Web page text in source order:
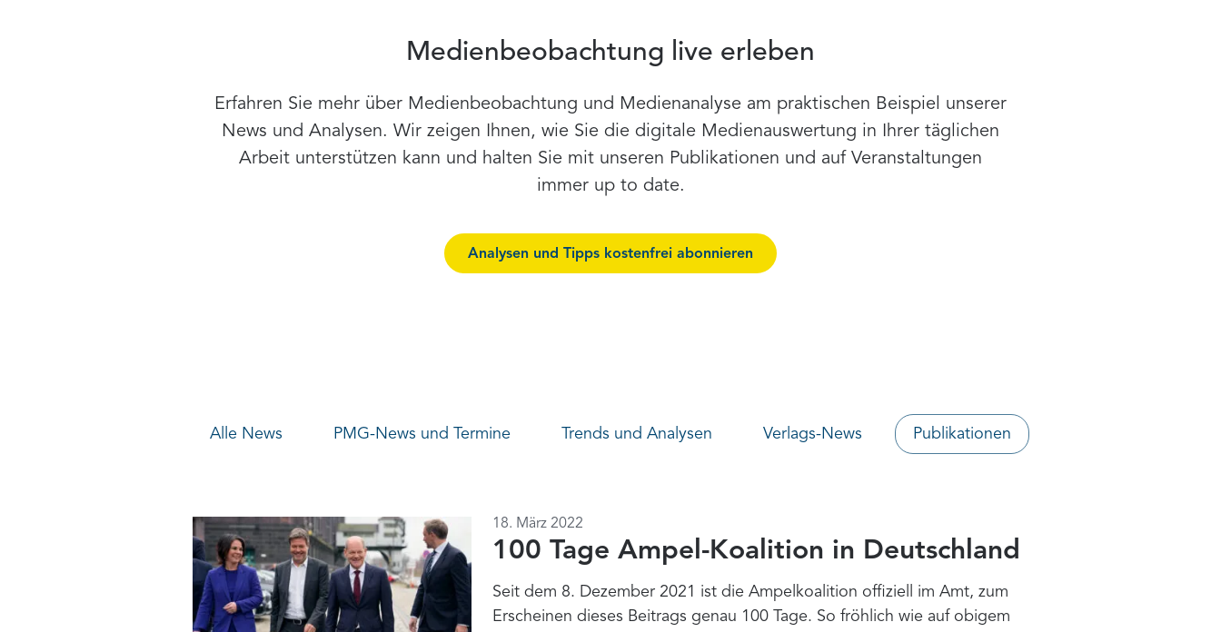
Medienbeobachtung live erleben
Erfahren Sie mehr über Medienbeobachtung und Medienanalyse am praktischen Beispiel unserer
News und Analysen. Wir zeigen Ihnen, wie Sie die digitale Medienauswertung in Ihrer täglichen
Arbeit unterstützen kann und halten Sie mit unseren Publikationen und auf Veranstaltungen
immer up to date.
Analysen und Tipps kostenfrei abonnieren
Alle News PMG-News und Termine Trends und Analysen Verlags-News Publikationen
18. März 2022
100 Tage Ampel-Koalition in Deutschland
Seit dem 8. Dezember 2021 ist die Ampelkoalition offiziell im Amt, zum
Erscheinen dieses Beitrags genau 100 Tage. So fröhlich wie auf obigem